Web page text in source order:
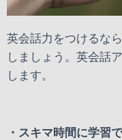
英会話力をつけるな
しましょう。英会話
します。
・スキマ時間に学習